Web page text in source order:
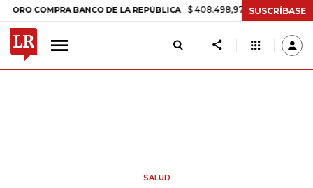
BANCO DE LA REPÚBLICA $ 408.498,97 +$ 8.753,81 +2,19%
SUSCRÍBASE
SALUD